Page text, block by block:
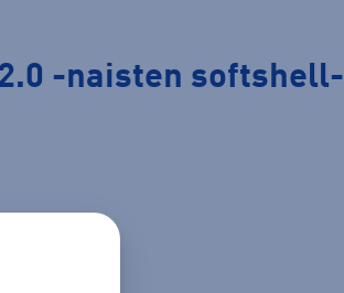
-naisten softshell-